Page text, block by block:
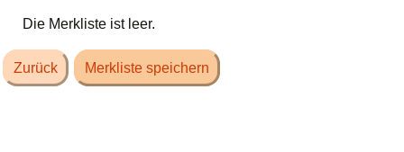
Die Merkliste ist leer.
Zurück Merkliste speichern